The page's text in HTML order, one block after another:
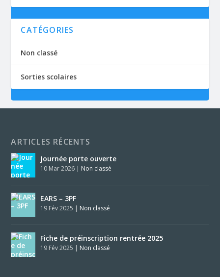
CATÉGORIES
Non classé
Sorties scolaires
ARTICLES RÉCENTS
Journée porte ouverte
10 Mar 2026 | Non classé
EARS – 3PF
19 Fév 2025 | Non classé
Fiche de préinscription rentrée 2025
19 Fév 2025 | Non classé